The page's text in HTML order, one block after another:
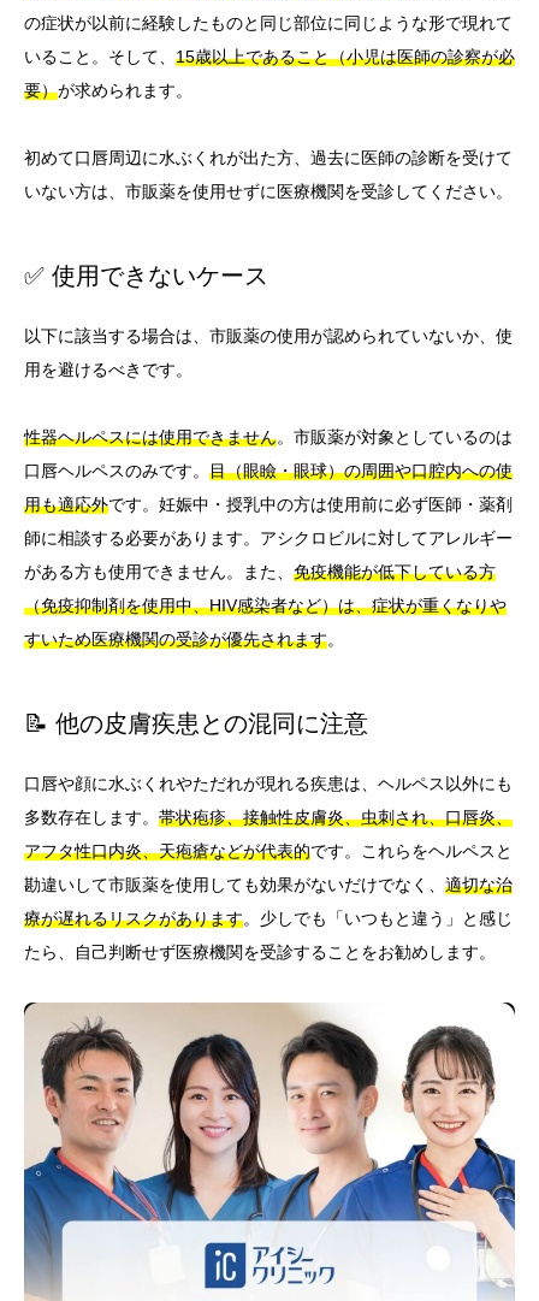
の症状が以前に経験したものと同じ部位に同じような形で現れて
いること。そして、 15歳以上であること（小児は医師の診察が必
要）が求められます。
初めて口唇周辺に水ぶくれが出た方、過去に医師の診断を受けて
いない方は、市販薬を使用せずに医療機関を受診してください。
✅ 使用できないケース
以下に該当する場合は、市販薬の使用が認められていないか、使
用を避けるべきです。
性器ヘルペスには使用できません。市販薬が対象としているのは
口唇ヘルペスのみです。 目（眼瞼・眼球）の周囲や口腔内への使
用も適応外です。妊娠中・授乳中の方は使用前に必ず医師・薬剤
師に相談する必要があります。アシクロビルに対してアレルギー
がある方も使用できません。また、 免疫機能が低下している方
（免疫抑制剤を使用中、HIV感染者など）は、症状が重くなりや
すいため医療機関の受診が優先されます。
📝 他の皮膚疾患との混同に注意
口唇や顔に水ぶくれやただれが現れる疾患は、ヘルペス以外にも
多数存在します。 帯状疱疹、接触性皮膚炎、虫刺され、口唇炎、
アフタ性口内炎、天疱瘡などが代表的です。これらをヘルペスと
勘違いして市販薬を使用しても効果がないだけでなく、 適切な治
療が遅れるリスクがあります。少しでも「いつもと違う」と感じ
たら、自己判断せず医療機関を受診することをお勧めします。